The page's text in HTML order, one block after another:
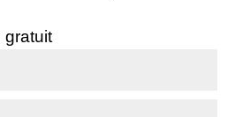
gratuit